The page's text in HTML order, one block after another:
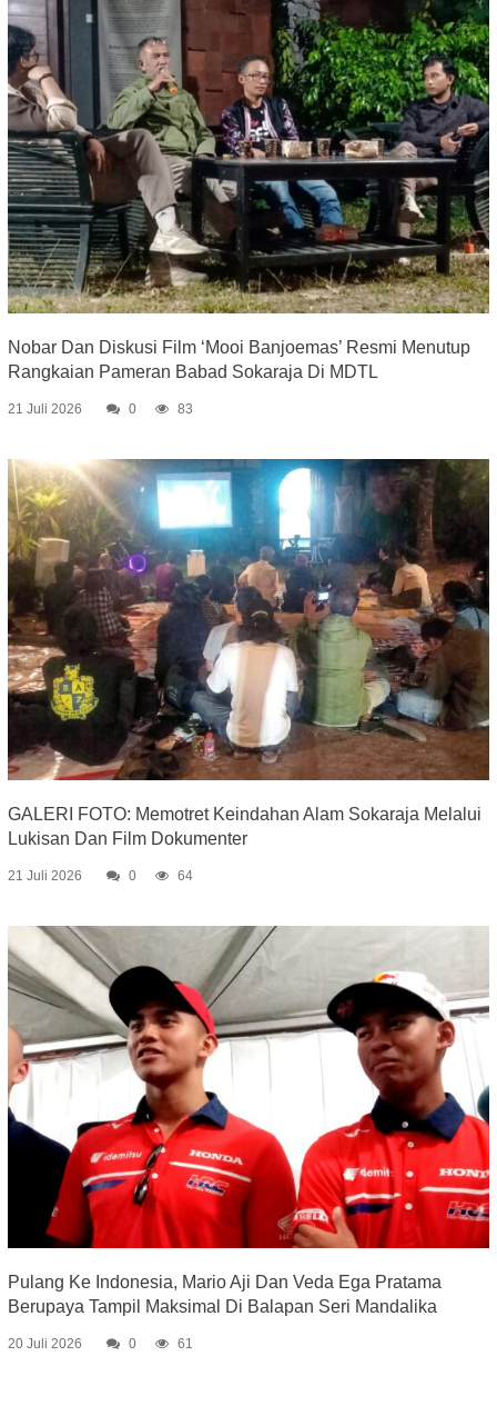
Nobar Dan Diskusi Film ‘Mooi Banjoemas’ Resmi Menutup
Rangkaian Pameran Babad Sokaraja Di MDTL
21 Juli 2026 0 83
GALERI FOTO: Memotret Keindahan Alam Sokaraja Melalui
Lukisan Dan Film Dokumenter
21 Juli 2026 0 64
Pulang Ke Indonesia, Mario Aji Dan Veda Ega Pratama
Berupaya Tampil Maksimal Di Balapan Seri Mandalika
20 Juli 2026 0 61